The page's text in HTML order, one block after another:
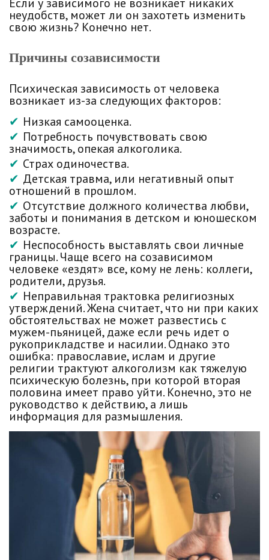
неудобств, может ли он захотеть изменить
свою жизнь? Конечно нет.
Причины созависимости
Психическая зависимость от человека
возникает из-за следующих факторов:
Низкая самооценка.
Потребность почувствовать свою
значимость, опекая алкоголика.
Страх одиночества.
Детская травма, или негативный опыт
отношений в прошлом.
Отсутствие должного количества любви,
заботы и понимания в детском и юношеском
возрасте.
Неспособность выставлять свои личные
границы. Чаще всего на созависимом
человеке «ездят» все, кому не лень: коллеги,
родители, друзья.
Неправильная трактовка религиозных
утверждений. Жена считает, что ни при каких
обстоятельствах не может развестись с
мужем-пьяницей, даже если речь идет о
рукоприкладстве и насилии. Однако это
ошибка: православие, ислам и другие
религии трактуют алкоголизм как тяжелую
психическую болезнь, при которой вторая
половина имеет право уйти. Конечно, это не
руководство к действию, а лишь
информация для размышления.